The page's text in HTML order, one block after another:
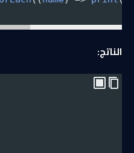
الناتج: